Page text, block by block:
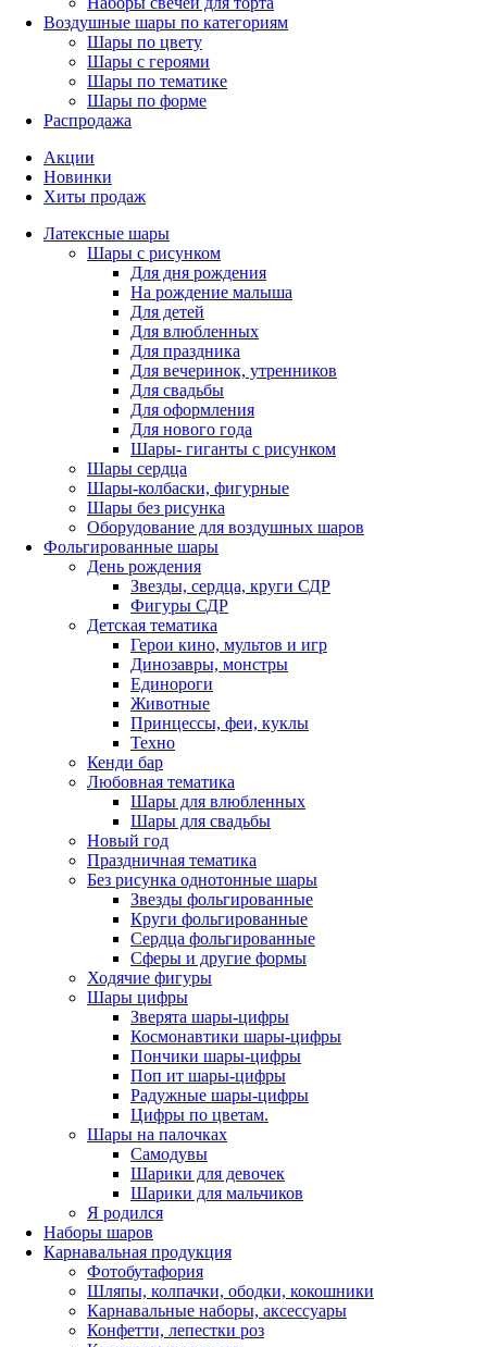
Воздушные шары по категориям
Шары по цвету
Шары с героями
Шары по тематике
Шары по форме
Распродажа
Акции
Новинки
Хиты продаж
Латексные шары
Шары с рисунком
Для дня рождения
На рождение малыша
Для детей
Для влюбленных
Для праздника
Для вечеринок, утренников
Для свадьбы
Для оформления
Для нового года
Шары- гиганты с рисунком
Шары сердца
Шары-колбаски, фигурные
Шары без рисунка
Оборудование для воздушных шаров
Фольгированные шары
День рождения
Звезды, сердца, круги СДР
Фигуры СДР
Детская тематика
Герои кино, мультов и игр
Динозавры, монстры
Единороги
Животные
Принцессы, феи, куклы
Техно
Кенди бар
Любовная тематика
Шары для влюбленных
Шары для свадьбы
Новый год
Праздничная тематика
Без рисунка однотонные шары
Звезды фольгированные
Круги фольгированные
Сердца фольгированные
Сферы и другие формы
Ходячие фигуры
Шары цифры
Зверята шары-цифры
Космонавтики шары-цифры
Пончики шары-цифры
Поп ит шары-цифры
Радужные шары-цифры
Цифры по цветам.
Шары на палочках
Самодувы
Шарики для девочек
Шарики для мальчиков
Я родился
Наборы шаров
Карнавальная продукция
Фотобутафория
Шляпы, колпачки, ободки, кокошники
Карнавальные наборы, аксессуары
Конфетти, лепестки роз